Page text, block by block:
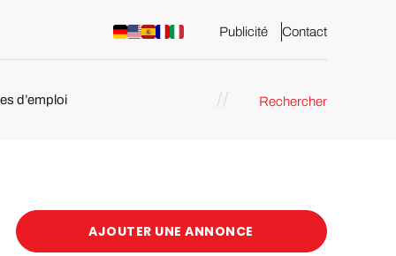
Publicité Contact
d’emploi Rechercher
AJOUTER UNE ANNONCE